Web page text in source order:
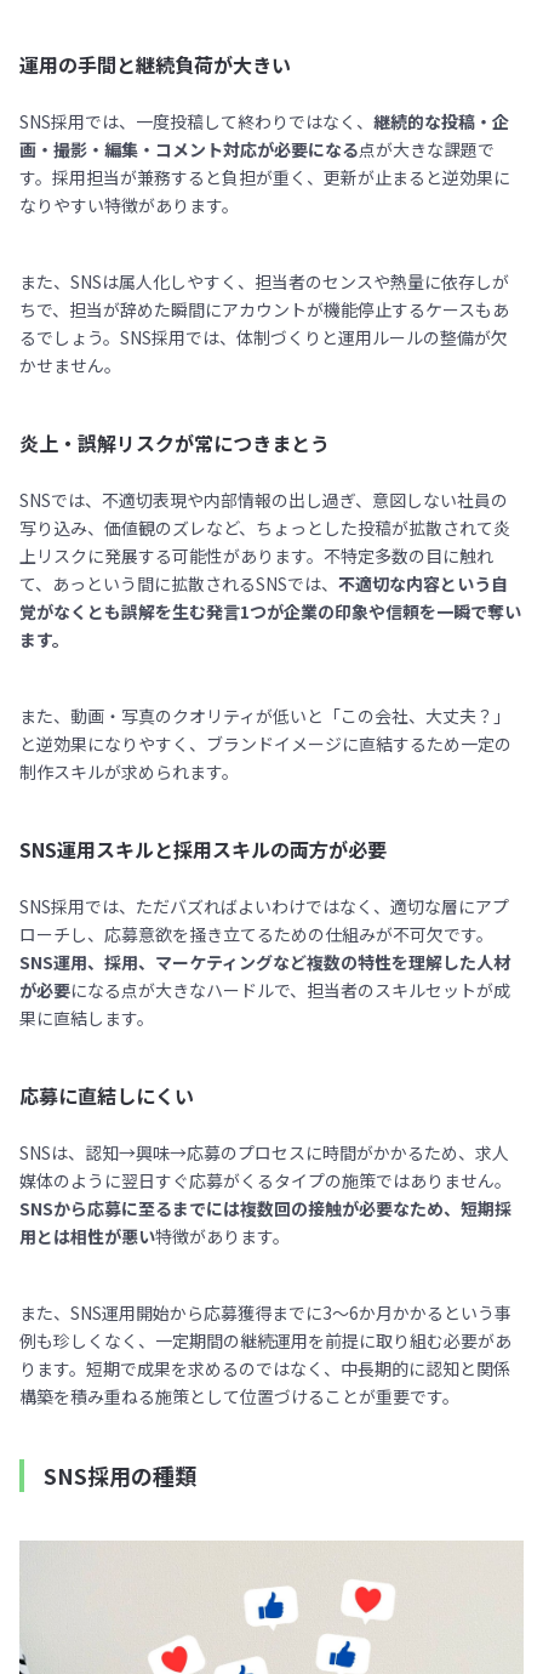
運用の手間と継続負荷が大きい
SNS採用では、一度投稿して終わりではなく、 継続的な投稿・企
画・撮影・編集・コメント対応が必要になる点が大きな課題で
す。採用担当が兼務すると負担が重く、更新が止まると逆効果に
なりやすい特徴があります。
また、SNSは属人化しやすく、担当者のセンスや熱量に依存しが
ちで、担当が辞めた瞬間にアカウントが機能停止するケースもあ
るでしょう。SNS採用では、体制づくりと運用ルールの整備が欠
かせません。
炎上・誤解リスクが常につきまとう
SNSでは、不適切表現や内部情報の出し過ぎ、意図しない社員の
写り込み、価値観のズレなど、ちょっとした投稿が拡散されて炎
上リスクに発展する可能性があります。不特定多数の目に触れ
て、あっという間に拡散されるSNSでは、 不適切な内容という自
覚がなくとも誤解を生む発言1つが企業の印象や信頼を一瞬で奪い
ます。
また、動画・写真のクオリティが低いと「この会社、大丈夫？」
と逆効果になりやすく、ブランドイメージに直結するため一定の
制作スキルが求められます。
SNS運用スキルと採用スキルの両方が必要
SNS採用では、ただバズればよいわけではなく、適切な層にアプ
ローチし、応募意欲を掻き立てるための仕組みが不可欠です。
SNS運用、採用、マーケティングなど複数の特性を理解した人材
が必要になる点が大きなハードルで、担当者のスキルセットが成
果に直結します。
応募に直結しにくい
SNSは、認知→興味→応募のプロセスに時間がかかるため、求人
媒体のように翌日すぐ応募がくるタイプの施策ではありません。
SNSから応募に至るまでには複数回の接触が必要なため、短期採
用とは相性が悪い特徴があります。
また、SNS運用開始から応募獲得までに3〜6か月かかるという事
例も珍しくなく、一定期間の継続運用を前提に取り組む必要があ
ります。短期で成果を求めるのではなく、中長期的に認知と関係
構築を積み重ねる施策として位置づけることが重要です。
SNS採用の種類